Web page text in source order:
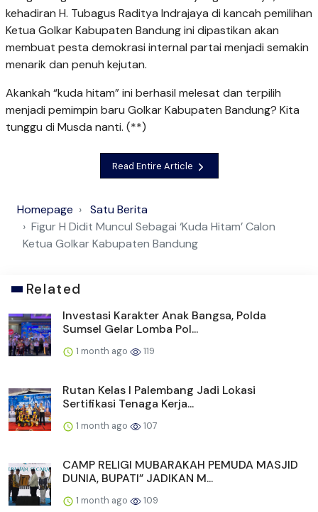
kehadiran H. Tubagus Raditya Indrajaya di kancah pemilihan
Ketua Golkar Kabupaten Bandung ini dipastikan akan
membuat pesta demokrasi internal partai menjadi semakin
menarik dan penuh kejutan.
Akankah “kuda hitam” ini berhasil melesat dan terpilih
menjadi pemimpin baru Golkar Kabupaten Bandung? Kita
tunggu di Musda nanti. (**)
Read Entire Article
Homepage
Satu Berita
Figur H Didit Muncul Sebagai ‘Kuda Hitam’ Calon
Ketua Golkar Kabupaten Bandung
Related
Investasi Karakter Anak Bangsa, Polda
Sumsel Gelar Lomba Pol...
1 month ago 119
Rutan Kelas I Palembang Jadi Lokasi
Sertifikasi Tenaga Kerja...
1 month ago 107
CAMP RELIGI MUBARAKAH PEMUDA MASJID
DUNIA, BUPATI” JADIKAN M...
1 month ago 109